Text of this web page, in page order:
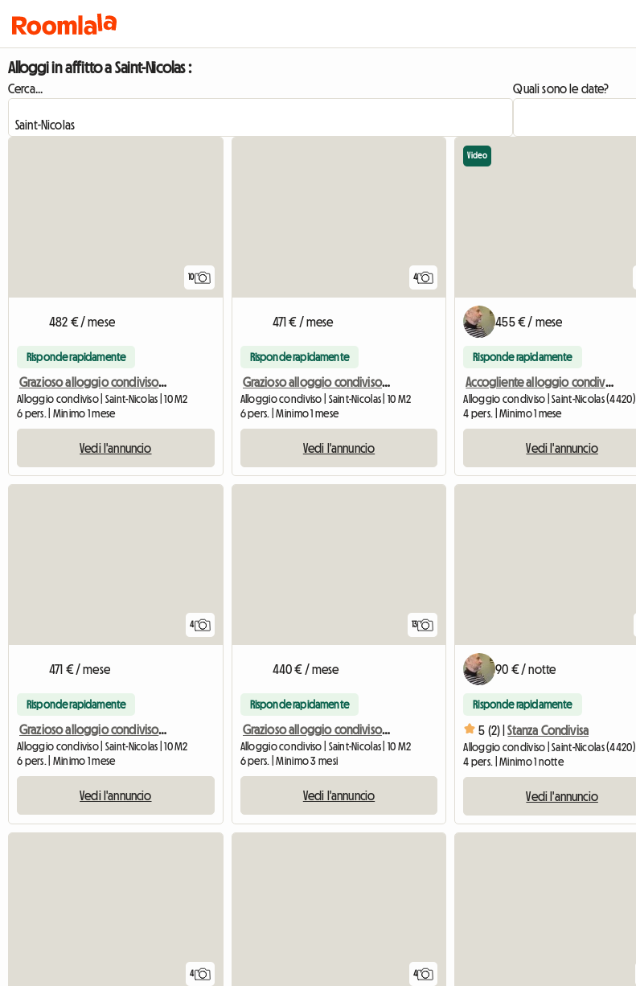
Alloggi in affitto a Saint-Nicolas :
Cerca... Quali sono le date?
10
482 € / mese
Risponde rapidamente
Grazioso alloggio condiviso per 6 persone vicino al centro di Liegi
Alloggio condiviso | Saint-Nicolas | 10 M2
6 pers. | Minimo 1 mese
Vedi l'annuncio
4
471 € / mese
Risponde rapidamente
Grazioso alloggio condiviso per 6 persone vicino al centro di Liegi
Alloggio condiviso | Saint-Nicolas | 10 M2
6 pers. | Minimo 1 mese
Vedi l'annuncio
Video
455 € / mese
Risponde rapidamente
Accogliente alloggio condiviso sulle alture di Liegi
4 pers. | Minimo 1 mese
Vedi l'annuncio
4
471 € / mese
Risponde rapidamente
Grazioso alloggio condiviso per 6 persone vicino al centro di Liegi
Alloggio condiviso | Saint-Nicolas | 10 M2
6 pers. | Minimo 1 mese
Vedi l'annuncio
13
440 € / mese
Risponde rapidamente
Grazioso alloggio condiviso per 6 persone vicino al centro di Liegi
Alloggio condiviso | Saint-Nicolas | 10 M2
6 pers. | Minimo 3 mesi
Vedi l'annuncio
90 € / notte
Risponde rapidamente
5 (2) | Stanza Condivisa
Alloggio condiviso | Saint-Nicolas (4420)
4 pers. | Minimo 1 notte
Vedi l'annuncio
4 4